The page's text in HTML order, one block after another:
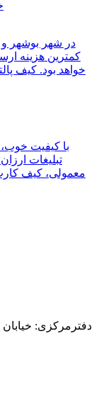
کمترین هزینه
خواهد بود. کیف
تبلیغات
معمولی، کیف